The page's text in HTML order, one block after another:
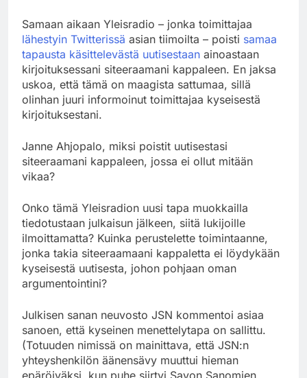
Samaan aikaan Yleisradio – jonka toimittajaa
lähestyin Twitterissä asian tiimoilta – poisti samaa
tapausta käsittelevästä uutisestaan ainoastaan
kirjoituksessani siteeraamani kappaleen. En jaksa
uskoa, että tämä on maagista sattumaa, sillä
olinhan juuri informoinut toimittajaa kyseisestä
kirjoituksestani.
Janne Ahjopalo, miksi poistit uutisestasi
siteeraamani kappaleen, jossa ei ollut mitään
vikaa?
Onko tämä Yleisradion uusi tapa muokkailla
tiedotustaan julkaisun jälkeen, siitä lukijoille
ilmoittamatta? Kuinka perustelette toimintaanne,
jonka takia siteeraamaani kappaletta ei löydykään
kyseisestä uutisesta, johon pohjaan oman
argumentointini?
Julkisen sanan neuvosto JSN kommentoi asiaa
sanoen, että kyseinen menettelytapa on sallittu.
(Totuuden nimissä on mainittava, että JSN:n
yhteyshenkilön äänensävy muuttui hieman
epäröiväksi, kun puhe siirtyi Savon Sanomien